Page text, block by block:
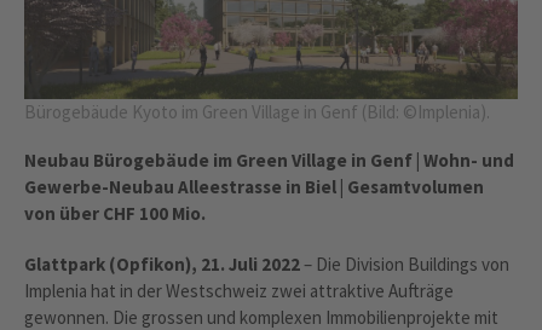
Bürogebäude Kyoto im Green Village in Genf (Bild: ©Implenia).
Neubau Bürogebäude im Green Village in Genf | Wohn- und
Gewerbe-Neubau Alleestrasse in Biel | Gesamtvolumen
von über CHF 100 Mio.
Glattpark (Opfikon), 21. Juli 2022– Die Division Buildings von
Implenia hat in der Westschweiz zwei attraktive Aufträge
gewonnen. Die grossen und komplexen Immobilienprojekte mit